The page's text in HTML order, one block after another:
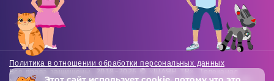
Политика в отношении обработки персональных данных
Все права защищены. 2018-2026 © «ШАЯН ТВ». Телеканал